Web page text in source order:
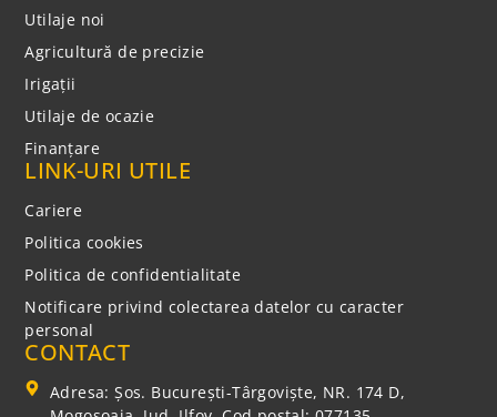
Utilaje noi
Agricultură de precizie
Irigații
Utilaje de ocazie
Finanțare
LINK-URI UTILE
Cariere
Politica cookies
Politica de confidentialitate
Notificare privind colectarea datelor cu caracter
personal
CONTACT
Adresa: Şos. Bucureşti-Târgovişte, NR. 174 D,